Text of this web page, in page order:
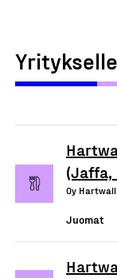
(Jaffa,
Oy
Juomat